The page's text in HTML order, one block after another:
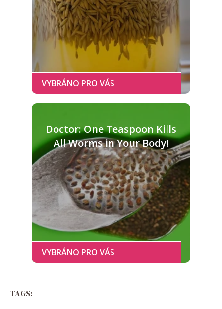
Doctor: One Teaspoon Kills
All Worms in Your Body!
TAGS: